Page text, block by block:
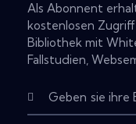
Als Abonnent
kostenlosen
Bibliothek mit
Fallstudien,